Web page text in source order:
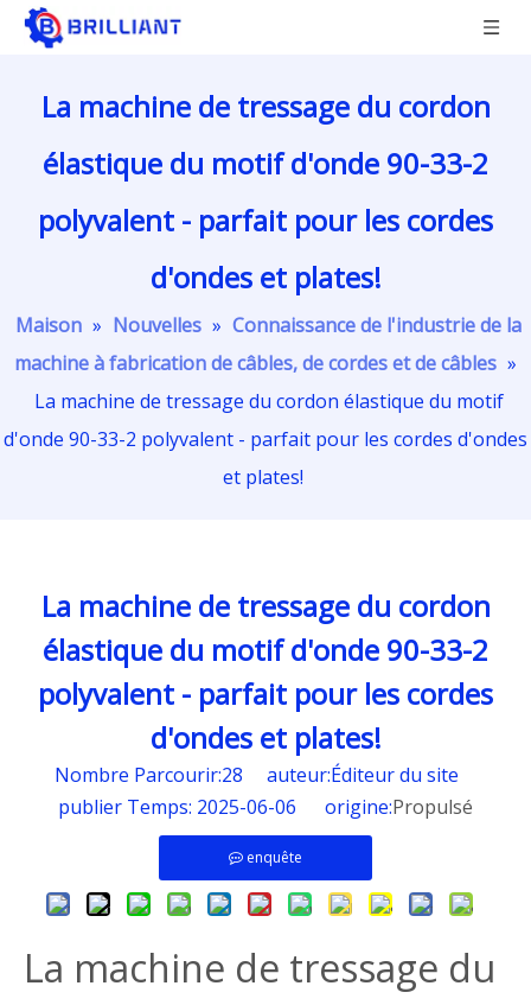
La machine de tressage du cordon
élastique du motif d'onde 90-33-2
polyvalent - parfait pour les cordes
d'ondes et plates!
Maison » Nouvelles » Connaissance de l'industrie de la
machine à fabrication de câbles, de cordes et de câbles »
La machine de tressage du cordon élastique du motif
d'onde 90-33-2 polyvalent - parfait pour les cordes d'ondes
et plates!
La machine de tressage du cordon
élastique du motif d'onde 90-33-2
polyvalent - parfait pour les cordes
d'ondes et plates!
Nombre Parcourir:28 auteur:Éditeur du site
publier Temps: 2025-06-06 origine:Propulsé
enquête
La machine de tressage du